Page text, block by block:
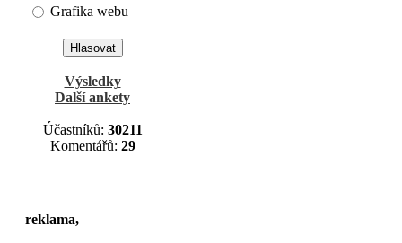
Grafika webu
Výsledky
Další ankety
Účastníků: 30211
Komentářů: 29
reklama,